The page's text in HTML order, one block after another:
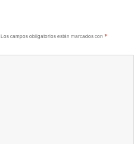
Los campos obligatorios están marcados con *